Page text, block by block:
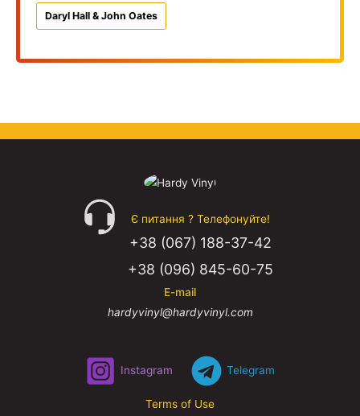
Daryl Hall & John Oates
Є питання ? Телефонуйте!
+38 (067) 188-37-42
+38 (096) 845-60-75
E-mail
hardyvinyl@hardyvinyl.com
Instagram Telegram
Terms of Use